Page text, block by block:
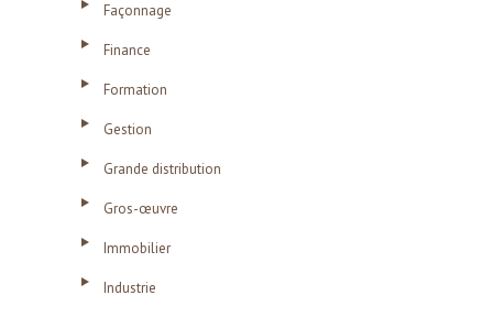
Façonnage
Finance
Formation
Gestion
Grande distribution
Gros-œuvre
Immobilier
Industrie